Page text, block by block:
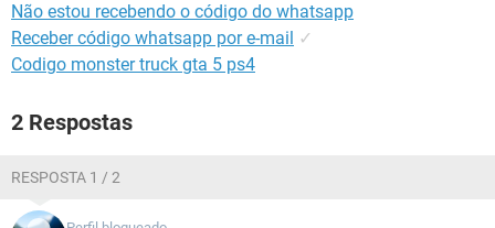
Não estou recebendo o código do whatsapp
Receber código whatsapp por e-mail ✓
Codigo monster truck gta 5 ps4
2 Respostas
RESPOSTA 1 / 2